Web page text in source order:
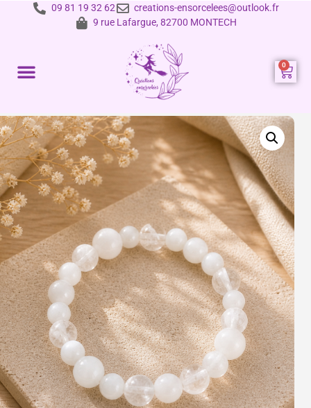
09 81 19 32 62
creations-ensorcelees@outlook.fr
9 rue Lafargue, 82700 MONTECH